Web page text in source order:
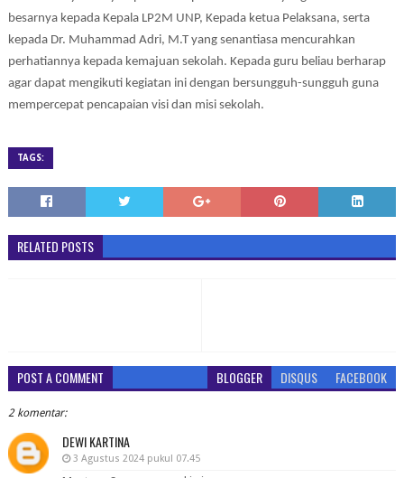
besarnya kepada Kepala LP2M UNP, Kepada ketua Pelaksana, serta
kepada Dr. Muhammad Adri, M.T yang senantiasa mencurahkan
perhatiannya kepada kemajuan sekolah. Kepada guru beliau berharap
agar dapat mengikuti kegiatan ini dengan bersungguh-sungguh guna
mempercepat pencapaian visi dan misi sekolah.
TAGS:
RELATED POSTS
POST A COMMENT BLOGGER DISQUS FACEBOOK
2 komentar:
DEWI KARTINA
3 Agustus 2024 pukul 07.45